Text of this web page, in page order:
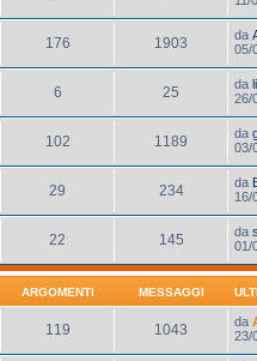
176 1903 da
05/
6 25 da
26/
102 1189 da
03/
29 234 da
16/
22 145 da
01/
ARGOMENTI MESSAGGI
119 1043 da
23/